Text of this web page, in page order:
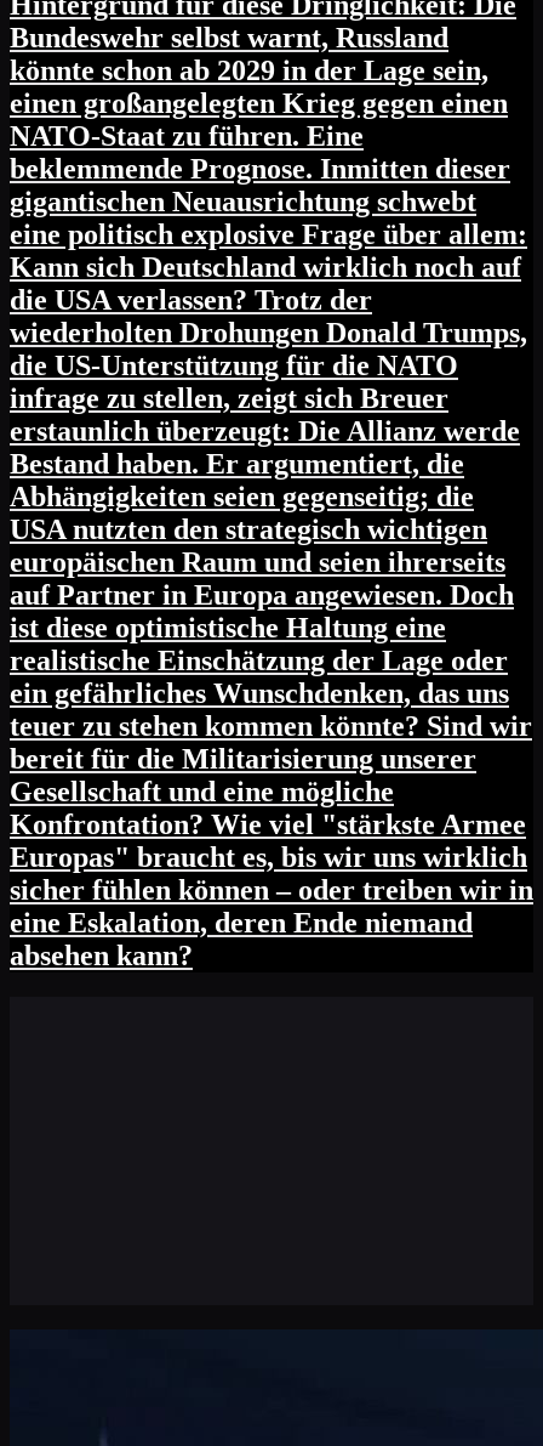
Bundeswehr selbst warnt, Russland
könnte schon ab 2029 in der Lage sein,
einen großangelegten Krieg gegen einen
NATO-Staat zu führen. Eine
beklemmende Prognose. Inmitten dieser
gigantischen Neuausrichtung schwebt
eine politisch explosive Frage über allem:
Kann sich Deutschland wirklich noch auf
die USA verlassen? Trotz der
wiederholten Drohungen Donald Trumps,
die US-Unterstützung für die NATO
infrage zu stellen, zeigt sich Breuer
erstaunlich überzeugt: Die Allianz werde
Bestand haben. Er argumentiert, die
Abhängigkeiten seien gegenseitig; die
USA nutzten den strategisch wichtigen
europäischen Raum und seien ihrerseits
auf Partner in Europa angewiesen. Doch
ist diese optimistische Haltung eine
realistische Einschätzung der Lage oder
ein gefährliches Wunschdenken, das uns
teuer zu stehen kommen könnte? Sind wir
bereit für die Militarisierung unserer
Gesellschaft und eine mögliche
Konfrontation? Wie viel "stärkste Armee
Europas" braucht es, bis wir uns wirklich
sicher fühlen können – oder treiben wir in
eine Eskalation, deren Ende niemand
absehen kann?